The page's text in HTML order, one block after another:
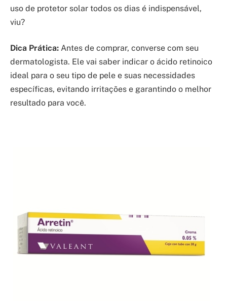
uso de protetor solar todos os dias é indispensável,
viu?
Dica Prática: Antes de comprar, converse com seu
dermatologista. Ele vai saber indicar o ácido retinoico
ideal para o seu tipo de pele e suas necessidades
específicas, evitando irritações e garantindo o melhor
resultado para você.